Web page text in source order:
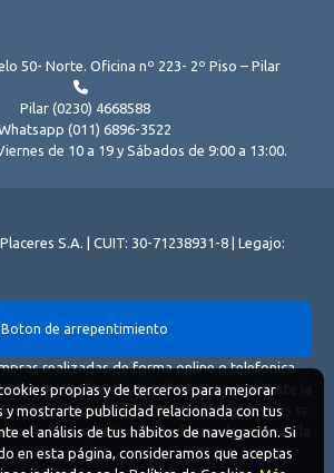
50- Norte. Oficina nº 223- 2º Piso – Pilar
Pilar (0230) 4668588
(011) 6896-3522
de 10 a 19 y Sábados de 9:00 a 13:00.
S.A. | CUIT: 30-71238931-8 | Legajo:
Boton de arrepentimiento
realizadas de forma online o telefonica
de 10 días desde la fecha que realizaste la
Según decreto 809/2024 las tarifas aéreas se
de la compañía aérea informada antes de la
propias y de terceros para mejorar
y mostrarte publicidad relacionada con tus
el análisis de tus hábitos de navegación. Si
en esta página, consideramos que aceptas